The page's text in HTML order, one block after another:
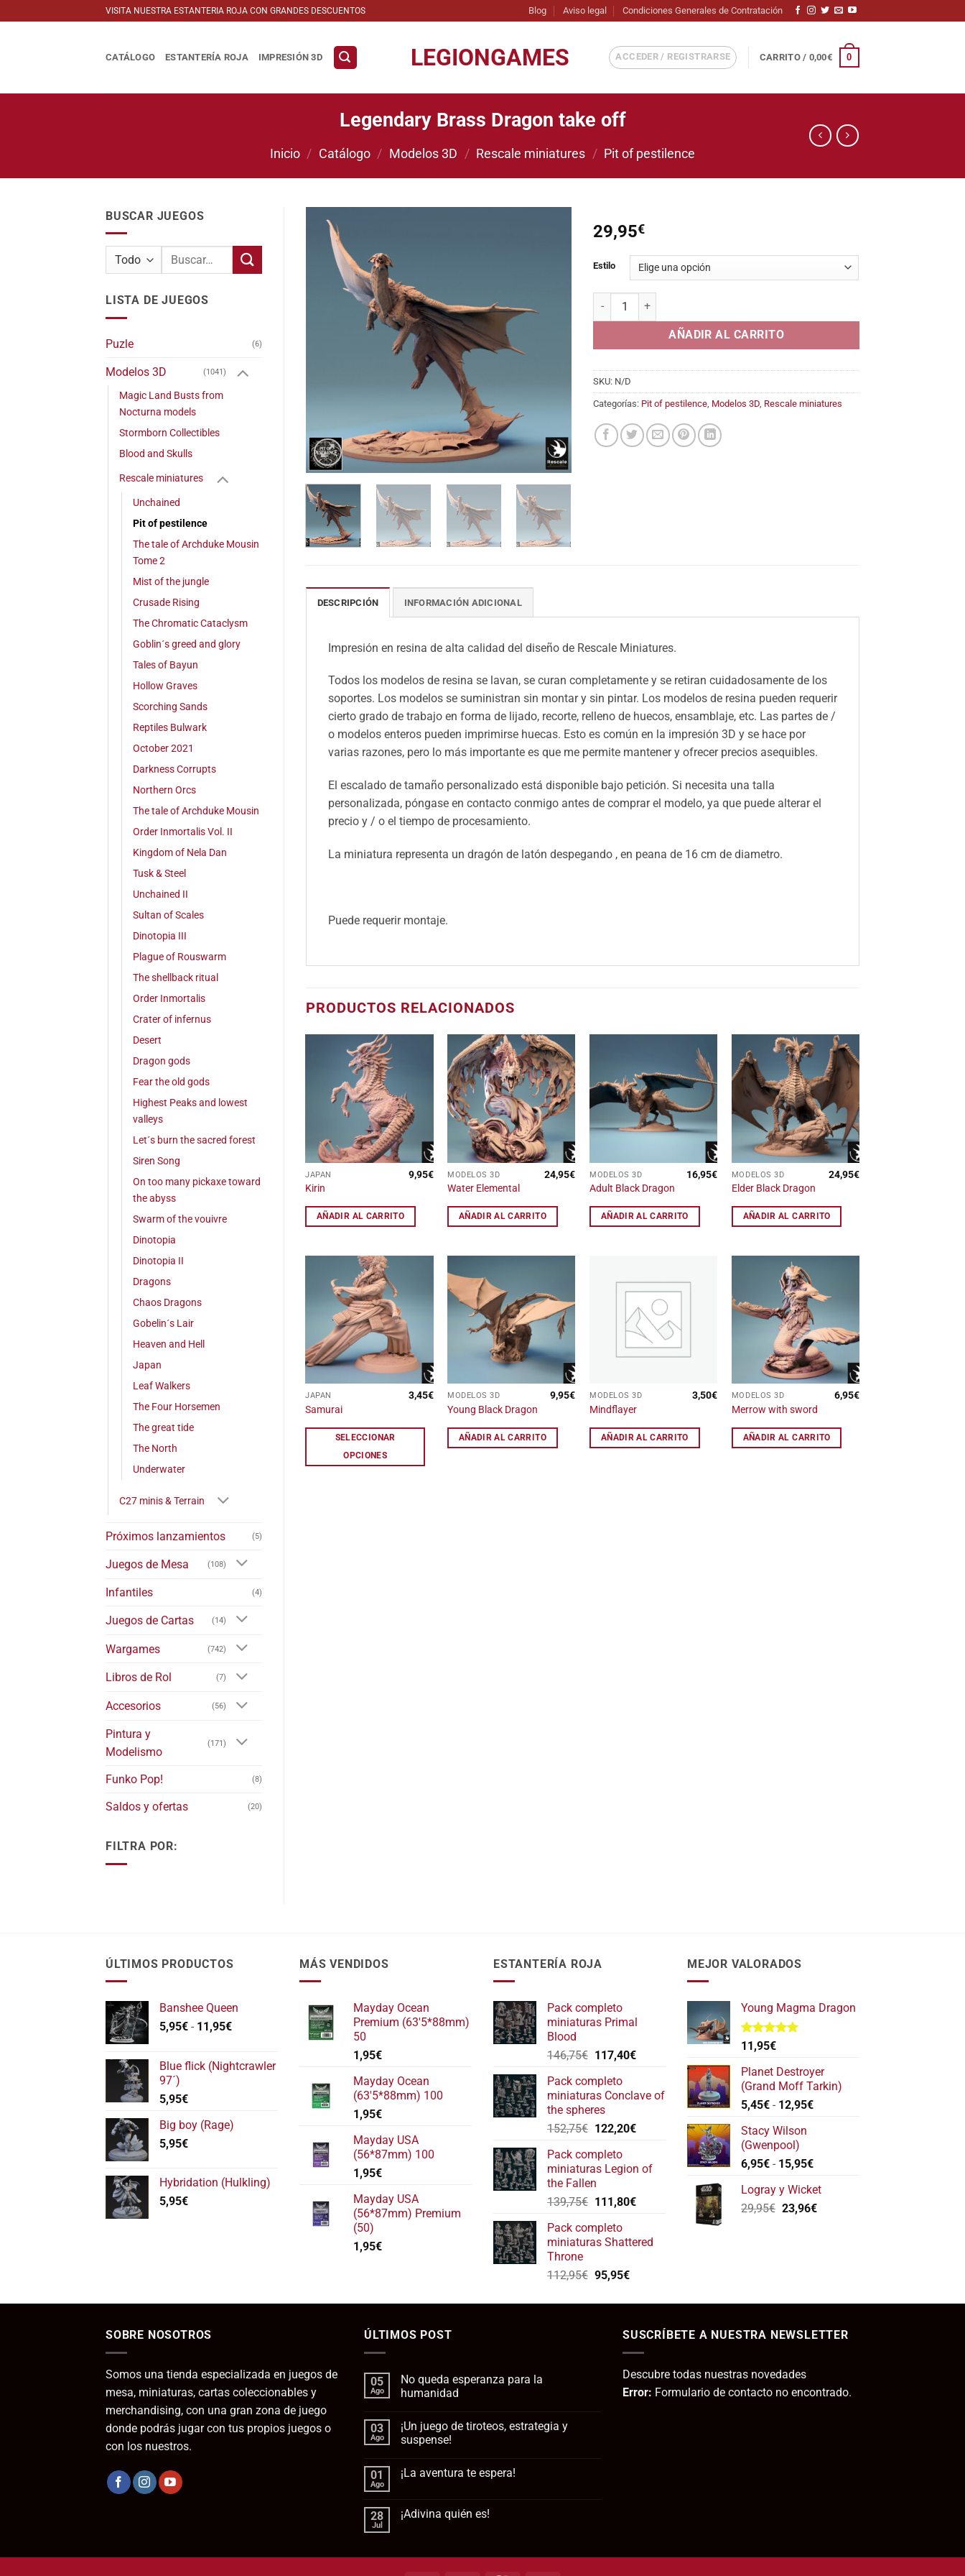
al
VISITA NUESTRA ESTANTERIA ROJA CON GRANDES DESCUENTOS Blog Aviso legal Condiciones Generales de Contratación
LEGIONGAMES
CATÁLOGO ESTANTERÍA ROJA IMPRESIÓN 3D ACCEDER / REGISTRARSE CARRITO / 0,00€ 0
Legendary Brass Dragon take off
Inicio / Catálogo / Modelos 3D / Rescale miniatures / Pit of pestilence
BUSCAR JUEGOS
Buscar
LISTA DE JUEGOS
Puzle (6)
Modelos 3D (1041)
Magic Land Busts from
Nocturna models
Stormborn Collectibles
Blood and Skulls
Rescale miniatures
Unchained
Pit of pestilence
The tale of Archduke Mousin
Tome 2
Mist of the jungle
Crusade Rising
The Chromatic Cataclysm
Goblin´s greed and glory
Tales of Bayun
Hollow Graves
Scorching Sands
Reptiles Bulwark
October 2021
Darkness Corrupts
Northern Orcs
The tale of Archduke Mousin
Order Inmortalis Vol. II
Kingdom of Nela Dan
Tusk & Steel
Unchained II
Sultan of Scales
Dinotopia III
Plague of Rouswarm
The shellback ritual
Order Inmortalis
Crater of infernus
Desert
Dragon gods
Fear the old gods
Highest Peaks and lowest
valleys
Let´s burn the sacred forest
Siren Song
On too many pickaxe toward
the abyss
Swarm of the vouivre
Dinotopia
Dinotopia II
Dragons
Chaos Dragons
Gobelin´s Lair
Heaven and Hell
Japan
Leaf Walkers
The Four Horsemen
The great tide
The North
Underwater
C27 minis & Terrain
Próximos lanzamientos (5)
Juegos de Mesa (108)
Infantiles (4)
Juegos de Cartas (14)
Wargames (742)
Libros de Rol (7)
Accesorios (56)
Pintura y
Modelismo
(171)
Funko Pop! (8)
Saldos y ofertas (20)
FILTRA POR:
29,95€
Estilo
Legendary Brass Dragon take off cantidad
AÑADIR AL CARRITO
SKU: N/D
Categorías: Pit of pestilence Modelos 3D Rescale miniatures
DESCRIPCIÓN INFORMACIÓN ADICIONAL
Impresión en resina de alta calidad del diseño de Rescale Miniatures.
Todos los modelos de resina se lavan, se curan completamente y se retiran cuidadosamente de los
soportes. Los modelos se suministran sin montar y sin pintar. Los modelos de resina pueden requerir
cierto grado de trabajo en forma de lijado, recorte, relleno de huecos, ensamblaje, etc. Las partes de /
o modelos enteros pueden imprimirse huecas. Esto es común en la impresión 3D y se hace por
varias razones, pero lo más importante es que me permite mantener y ofrecer precios asequibles.
El escalado de tamaño personalizado está disponible bajo petición. Si necesita una talla
personalizada, póngase en contacto conmigo antes de comprar el modelo, ya que puede alterar el
precio y / o el tiempo de procesamiento.
La miniatura representa un dragón de latón despegando , en peana de 16 cm de diametro.
Puede requerir montaje.
PRODUCTOS RELACIONADOS
lista
de
deseos
JAPAN
Kirin
9,95€
AÑADIR AL CARRITO
Añadir
a la
lista
de
deseos
MODELOS 3D
Water Elemental
24,95€
AÑADIR AL CARRITO
Añadir
a la
deseos
MODELOS 3D
Adult Black Dragon
16,95€
AÑADIR AL CARRITO
Añadir
a la
lista
de
deseos
MODELOS 3D
Elder Black Dragon
24,95€
AÑADIR AL CARRITO
Añadir
lista
de
deseos
JAPAN
Samurai
3,45€
SELECCIONAR
OPCIONES
Este
producto
tiene
variantes.
Añadir
lista
deseos
MODELOS 3D
Young Black Dragon
9,95€
AÑADIR AL CARRITO
Añadir
MODELOS 3D
Mindflayer
3,50€
AÑADIR AL CARRITO
Añadir
de
deseos
MODELOS 3D
Merrow with sword
6,95€
AÑADIR AL CARRITO
ÚLTIMOS PRODUCTOS
Banshee Queen
5,95€ - 11,95€Rango
desde
Blue flick (Nightcrawler
97´)
5,95€
Big boy (Rage)
5,95€
Hybridation (Hulkling)
5,95€
MÁS VENDIDOS
Mayday Ocean
Premium (63'5*88mm)
50
1,95€
Mayday Ocean
(63'5*88mm) 100
1,95€
Mayday USA
(56*87mm) 100
1,95€
Mayday USA
(56*87mm) Premium
(50)
1,95€
ESTANTERÍA ROJA
Pack completo
miniaturas Primal
Blood
146,75€ El
original
era:
146,75€.
117,40€El
es:
Pack completo
miniaturas Conclave of
the spheres
152,75€ El
original
era:
152,75€.
122,20€El
es:
Pack completo
miniaturas Legion of
the Fallen
139,75€ El
original
era:
111,80€El
es:
Pack completo
miniaturas Shattered
Throne
112,95€ El
original
112,95€.
95,95€El
actual
95,95€.
MEJOR VALORADOS
Young Magma Dragon
Valorado
con
de 5
11,95€
Planet Destroyer
(Grand Moff Tarkin)
5,45€ - 12,95€Rango
5,45€
12,95€
Stacy Wilson
(Gwenpool)
6,95€ - 15,95€Rango
precios:
desde
Logray y Wicket
29,95€ El
23,96€El
SOBRE NOSOTROS
Somos una tienda especializada en juegos de
mesa, miniaturas, cartas coleccionables y
merchandising, con una gran zona de juego
donde podrás jugar con tus propios juegos o
con los nuestros.
ÚLTIMOS POST
05
Ago
No queda esperanza para la
humanidad
comentarios
en
No
para
la
03
Ago
¡Un juego de tiroteos, estrategia y
suspense!
comentarios
en
de
tiroteos,
01
Ago
¡La aventura te espera!
en
28
Jul
¡Adivina quién es!
en
SUSCRÍBETE A NUESTRA NEWSLETTER
Descubre todas nuestras novedades
Error: Formulario de contacto no encontrado.